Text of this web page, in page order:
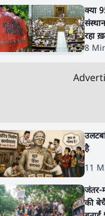
क्या
रहा
8
है
11
जंतर-
की